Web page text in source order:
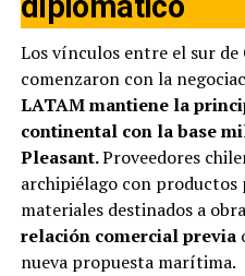
Los vínculos entre el sur de
comenzaron con la
LATAM mantiene la
continental con la base
Pleasant.Proveedores
archipiélago con productos
materiales destinados a
relación comercial previa
nueva propuesta marítima.